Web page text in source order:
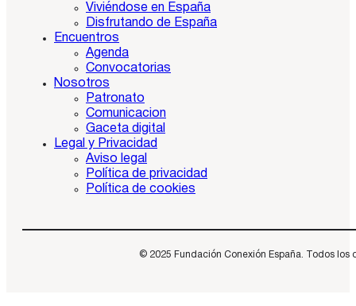
Viviéndose en España
Disfrutando de España
Encuentros
Agenda
Convocatorias
Nosotros
Patronato
Comunicacion
Gaceta digital
Legal y Privacidad
Aviso legal
Política de privacidad
Política de cookies
© 2025 Fundación Conexión España. Todos los